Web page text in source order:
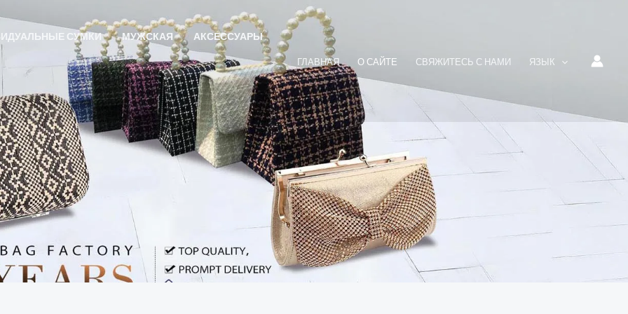
СУМКИ МУЖСКАЯ АКСЕССУАРЫ
ГЛАВНАЯ О САЙТЕ СВЯЖИТЕСЬ С НАМИ ЯЗЫК